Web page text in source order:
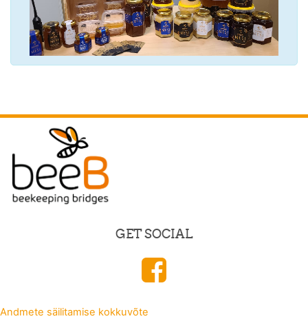
GET SOCIAL
Andmete säilitamise kokkuvõte